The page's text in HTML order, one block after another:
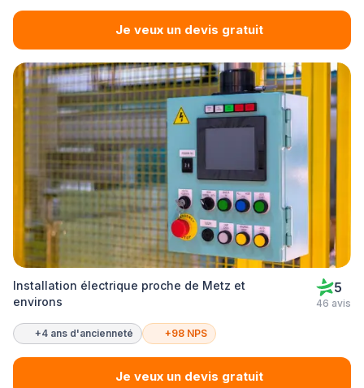
Je veux un devis gratuit
Installation électrique proche de Metz et
environs
5
46 avis
+4 ans d'ancienneté +98 NPS
Je veux un devis gratuit